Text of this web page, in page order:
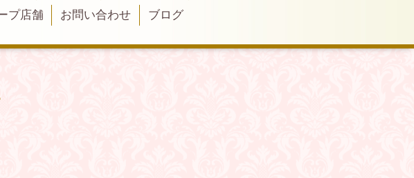
プ店舗 お問い合わせ ブログ